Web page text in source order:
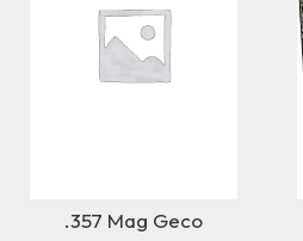
.357 Mag Geco